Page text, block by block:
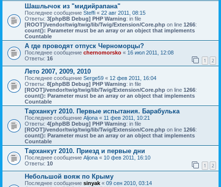
Шашлычок из "мидийрапана"
Последнее сообщение Steffi « 22 авг 2011, 08:15
Ответы: 3[phpBB Debug] PHP Warning: in file
[ROOT]/vendor/twig/twig/lib/Twig/Extension/Core.php on line 1266:
count(): Parameter must be an array or an object that implements
Countable
А где проводят отпуск Черноморцы?
Последнее сообщение chernomorsko « 16 июл 2011, 12:08
Ответы: 16 1 2
Лето 2007, 2009, 2010
Последнее сообщение Serge59 « 12 фев 2011, 16:04
Ответы: 8[phpBB Debug] PHP Warning: in file
[ROOT]/vendor/twig/twig/lib/Twig/Extension/Core.php on line 1266:
count(): Parameter must be an array or an object that implements
Countable
Тарханкут 2010. Первые испытания. Барабулька
Последнее сообщение Aljona « 11 фев 2011, 10:21
Ответы: 4[phpBB Debug] PHP Warning: in file
[ROOT]/vendor/twig/twig/lib/Twig/Extension/Core.php on line 1266:
count(): Parameter must be an array or an object that implements
Countable
Тарханкут 2010. Приезд и первые дни
Последнее сообщение Aljona « 10 фев 2011, 16:10
Ответы: 10 1 2
Небольшой вояж по Крыму
Последнее сообщение sinyak « 09 сен 2010, 03:14